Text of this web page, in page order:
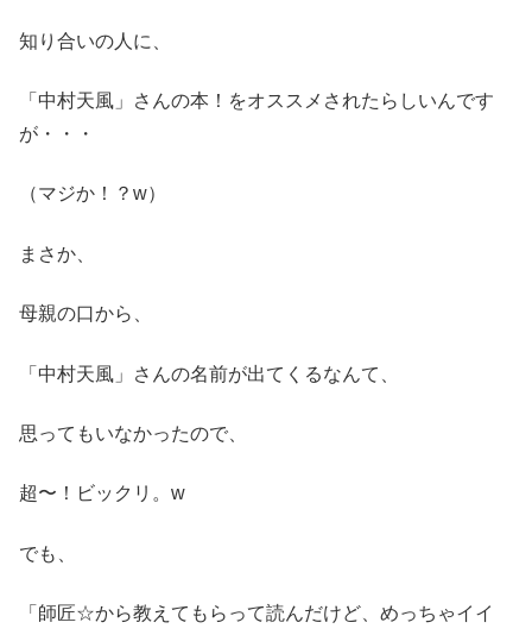
知り合いの人に、
「中村天風」さんの本！をオススメされたらしいんです
が・・・
（マジか！？w）
まさか、
母親の口から、
「中村天風」さんの名前が出てくるなんて、
思ってもいなかったので、
超〜！ビックリ。w
でも、
「師匠☆から教えてもらって読んだけど、めっちゃイイ